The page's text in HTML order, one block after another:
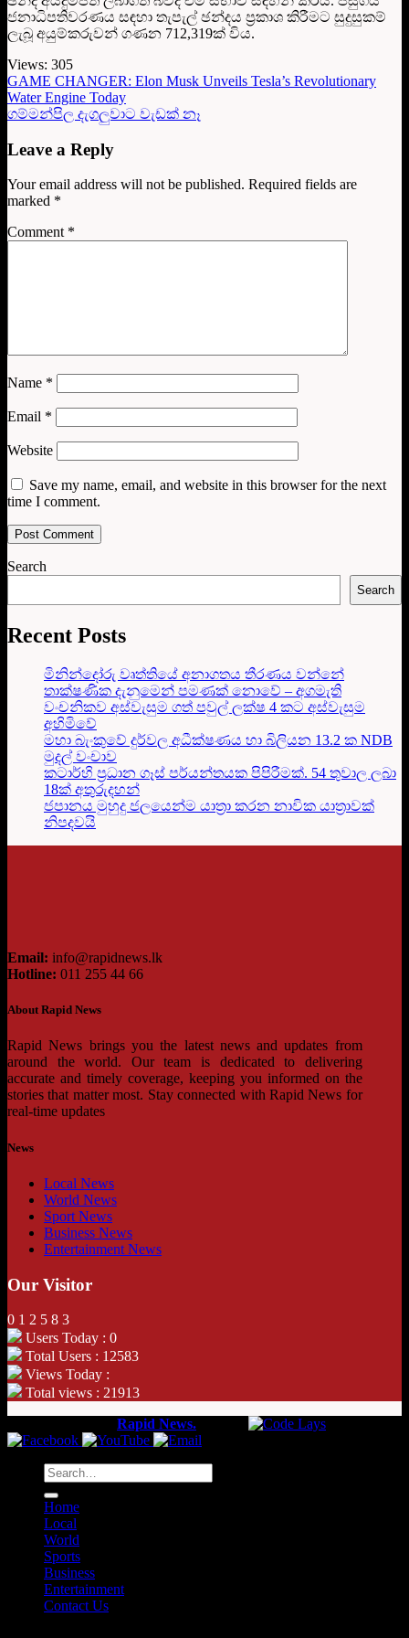
ජනාධිපතිවරණය සඳහා තැපැල් ඡන්දය ප්‍රකාශ කිරීමට සුදුසුකම්
ලැබූ අයුම්කරුවන් ගණන 712,319ක් විය.
Views: 305
GAME CHANGER: Elon Musk Unveils Tesla’s Revolutionary
Water Engine Today
ගම්මන්පිල දැගලුවාට වැඩක් නෑ
Leave a Reply
Your email address will not be published. Required fields are
marked *
Comment *
Name *
Email *
Website
Save my name, email, and website in this browser for the next
time I comment.
Search
Search
Recent Posts
මිනින්දෝරු වෘත්තියේ අනාගතය තීරණය වන්නේ
තාක්ෂණික දැනුමෙන් පමණක් නොවේ – අගමැති
වංචනිකව අස්වැසුම ගත් පවුල් ලක්ෂ 4 කට අස්වැසුම
අහිමිවේ
මහා බැංකුවේ දුර්වල අධීක්ෂණය හා බිලියන 13.2 ක NDB
මුදල් වංචාව
කටාර්හි ප්‍රධාන ගෑස් පර්යන්තයක පිපිරීමක්. 54 තුවාල ලබා
18ක් අතුරුදහන්
ජපානය මුහුදු ජලයෙන්ම යාත්‍රා කරන නාවික යාත්‍රාවක්
නිපදවයි
Email: info@rapidnews.lk
Hotline: 011 255 44 66
About Rapid News
Rapid News brings you the latest news and updates from
around the world. Our team is dedicated to delivering
accurate and timely coverage, keeping you informed on the
stories that matter most. Stay connected with Rapid News for
real-time updates
News
Local News
World News
Sport News
Business News
Entertainment News
Our Visitor
0 1 2 5 8 3
Users Today : 0
Total Users : 12583
Views Today :
Total views : 21913
Rapid News.
Home
Local
World
Sports
Business
Entertainment
Contact Us